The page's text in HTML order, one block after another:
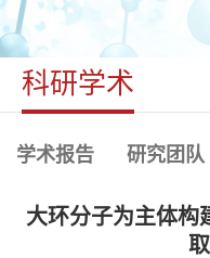
科研学术
学术报告 研究团队
大环分子为主体构